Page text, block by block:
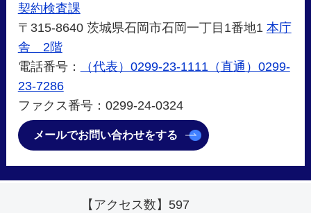
契約検査課
〒315-8640 茨城県石岡市石岡一丁目1番地1 本庁
舎 2階
電話番号：
（代表）0299-23-1111（直通）0299-
23-7286
ファクス番号：0299-24-0324
メールでお問い合わせをする
【アクセス数】 597